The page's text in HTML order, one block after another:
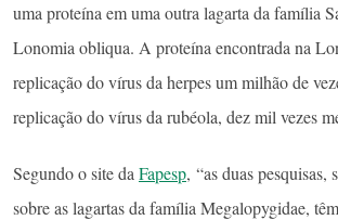
uma proteína em uma outra lagarta da família
Lonomia obliqua. A proteína encontrada na
replicação do vírus da herpes um milhão de
replicação do vírus da rubéola, dez mil vezes
Segundo o site da Fapesp, “as duas pesquisas,
sobre as lagartas da família Megalopygidae,